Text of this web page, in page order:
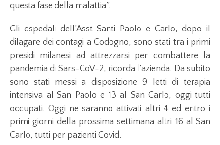
questa fase della malattia”.
Gli ospedali dell’Asst Santi Paolo e Carlo, dopo il
dilagare dei contagi a Codogno, sono stati tra i primi
presidi milanesi ad attrezzarsi per combattere la
pandemia di Sars-CoV-2, ricorda l’azienda. Da subito
sono stati messi a disposizione 9 letti di terapia
intensiva al San Paolo e 13 al San Carlo, oggi tutti
occupati. Oggi ne saranno attivati altri 4 ed entro i
primi giorni della prossima settimana altri 16 al San
Carlo, tutti per pazienti Covid.